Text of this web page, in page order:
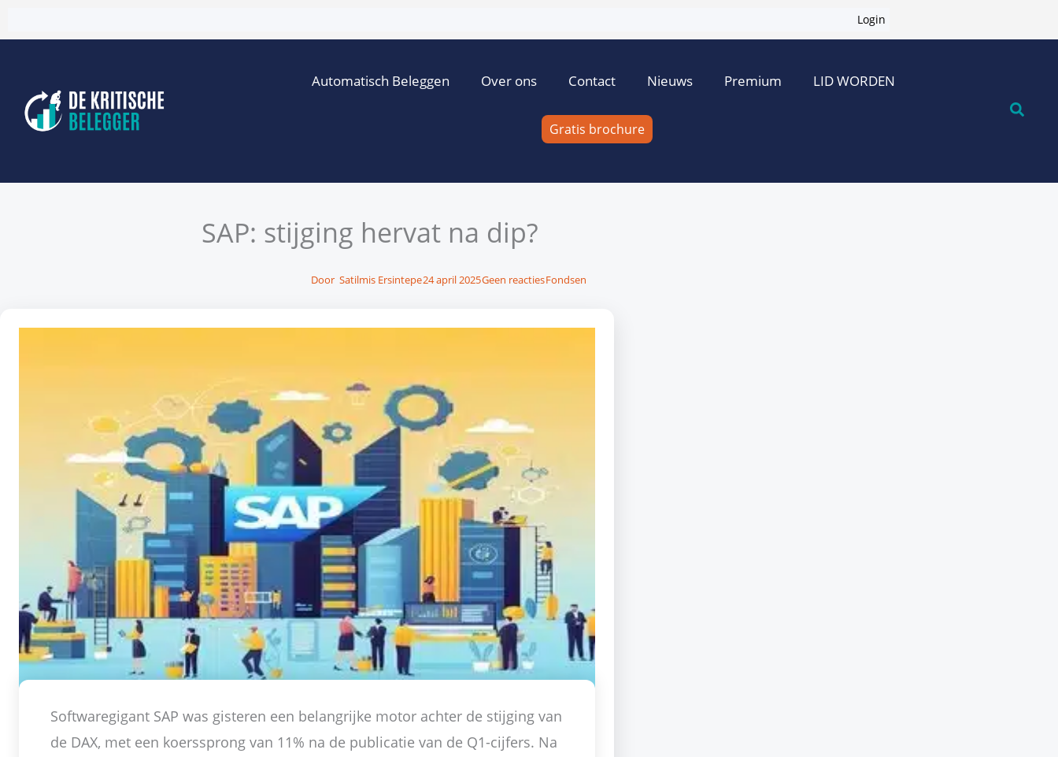
naar
inhoud
Login
Automatisch Beleggen Over ons Contact Nieuws Premium LID WORDEN
Gratis brochure
SAP: stijging hervat na dip?
Door Satilmis Ersintepe24 april 2025Geen reactiesFondsen
Softwaregigant SAP was gisteren een belangrijke motor achter de stijging van
de DAX, met een koerssprong van 11% na de publicatie van de Q1-cijfers. Na